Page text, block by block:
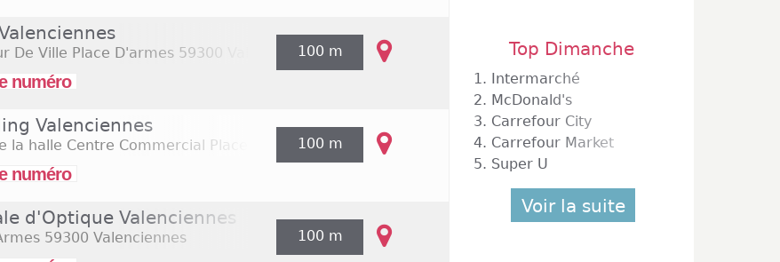
De Ville Place D'armes 59300 Valenciennes
numéro
100 m
Valenciennes
la halle Centre Commercial Place d'Armes59300 Valenciennes
numéro
100 m
d'Optique Valenciennes
59300 Valenciennes 100 m
Top Dimanche
1. Intermarché
2. McDonald's
3. Carrefour City
4. Carrefour Market
5. Super U
Voir la suite